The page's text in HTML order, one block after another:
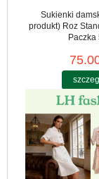
Sukienki
produkt) Roz
Paczka